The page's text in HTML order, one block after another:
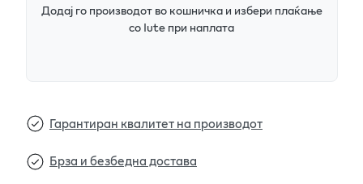
Додај го производот во кошничка и избери плаќање
со Iute при наплата
Гарантиран квалитет на производот
Брза и безбедна достава